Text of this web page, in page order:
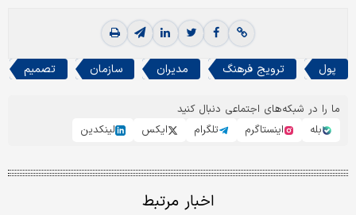
پول ترویج فرهنگ مدیران سازمان تصمیم
ما را در شبکه‌های اجتماعی دنبال کنید
بله
اینستاگرم تلگرام ایکس لینکدین
اخبار مرتبط